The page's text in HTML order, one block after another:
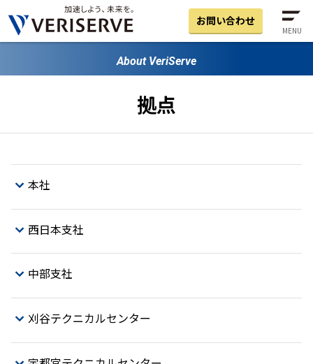
お問い合わせ
MENU
About VeriServe
拠点
本社​
西日本支社​
中部支社
刈谷テクニカルセンター